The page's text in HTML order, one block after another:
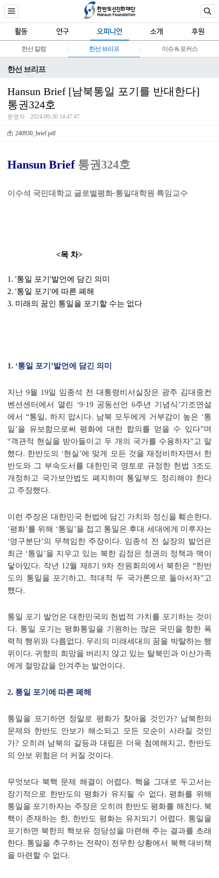
활동 연구 오피니언 소개 후원
한선 칼럼 한선 브리프 이슈 & 포커스
한선 브리프
Hansun Brief [남북통일 포기를 반대한다]
통권324호
운영자 2024-09-30 14:47:47
240930_brief.pdf
Hansun Brief 통권324호
이수석 국민대학교 글로벌평화·통일대학원 특임교수
<목 차>
1. '통일 포기'발언에 담긴 의미
2. '통일 포기'에 따른 폐해
3. 미래의 꿈인 통일을 포기할 수는 없다
1. ‘통일 포기 ’발언에 담긴 의미
지난 9월 19일 임종석 전 대통령비서실장은 광주 김대중컨
벤션센터에서 열린 ‘9·19 공동선언 6주년 기념식’기조연설
에서 “통일, 하지 맙시다. 남북 모두에게 거부감이 높은 ‘통
일’을 유보함으로써 평화에 대한 합의를 얻을 수 있다”며
“객관적 현실을 받아들이고 두 개의 국가를 수용하자”고 말
했다. 한반도의 ‘현실’에 맞게 모든 것을 재정비하자면서 한
반도와 그 부속도서를 대한민국 영토로 규정한 헌법 3조도
개정하고 국가보안법도 폐지하며 통일부도 정리해야 한다
고 주장했다.
이런 주장은 대한민국 헌법에 담긴 가치와 정신을 훼손한다.
‘평화’를 위해 ‘통일’을 접고 통일은 후대 세대에게 미루자는
‘영구분단’의 무책임한 주장이다. 임종석 전 실장의 발언은
최근 ‘통일’을 지우고 있는 북한 김정은 정권의 정책과 맥이
닿아있다. 작년 12월 제 8기9차 전원회의에서 북한은 “한반
도의 통일을 포기하고, 적대적 두 국가론으로 돌아서자”고
했다.
통일 포기 발언은 대한민국의 헌법적 가치를 포기하는 것이
다. 통일 포기는 평화통일을 기원하는 많은 국민을 향한 폭
력적 행위와 다름없다. 우리의 미래세대의 꿈을 박탈하는 행
위이다. 귀향의 희망을 버리지 않고 있는 탈북민과 이산가족
에게 절망감을 안겨주는 발언이다.
2. 통일 포기에 따른 폐해
통일을 포기하면 정말로 평화가 찾아올 것인가? 남북한의
문제와 한반도 안보가 해소되고 모든 모순이 사라질 것인
가? 오히려 남북의 갈등과 대립은 더욱 첨예해지고, 한반도
의 안보 위험은 더 커질 것이다.
무엇보다 북핵 문제 해결이 어렵다. 핵을 그대로 두고서는
장기적으로 한반도의 평화가 유지될 수 없다. 평화를 위해
통일을 포기하자는 주장은 오히려 한반도 평화를 해친다. 북
핵이 존재하는 한, 한반도 평화는 유지되기 어렵다. 통일을
포기하면 북한의 핵보유 정당성을 마련해 주는 결과를 초래
한다. 통일을 추구하는 전략이 전무한 상황에서 북핵 대비책
을 마련할 수 없다.